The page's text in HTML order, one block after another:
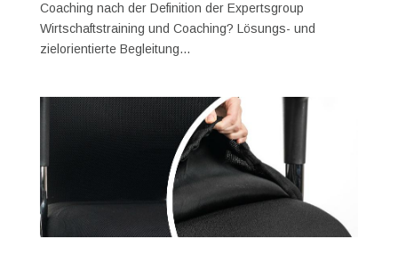
Coaching nach der Definition der Expertsgroup
Wirtschaftstraining und Coaching? Lösungs- und
zielorientierte Begleitung...